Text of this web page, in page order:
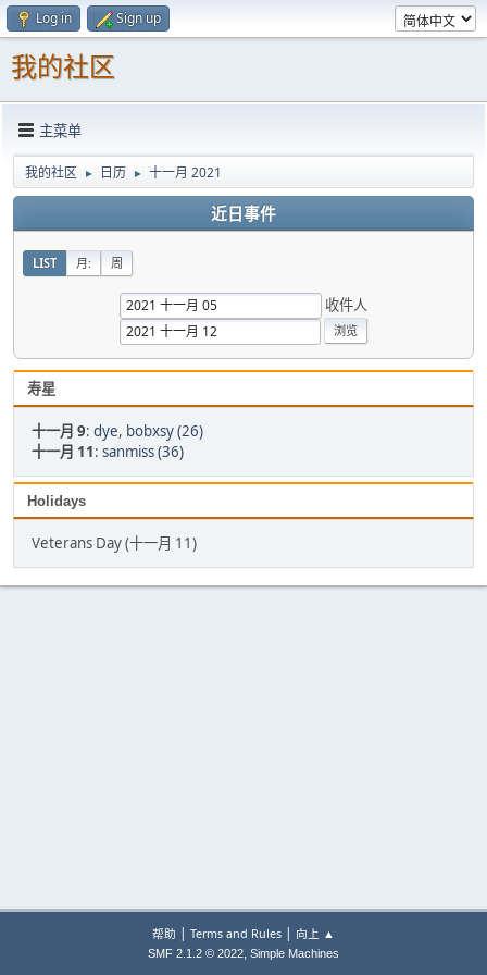
Log in Sign up
我的社区
主菜单
我的社区 ► 日历 ► 十一月 2021
近日事件
LIST 月: 周
收件人
寿星
十一月 9: dye, bobxsy (26)
十一月 11: sanmiss (36)
Holidays
Veterans Day (十一月 11)
帮助 | Terms and Rules | 向上 ▲
SMF 2.1.2 © 2022, Simple Machines